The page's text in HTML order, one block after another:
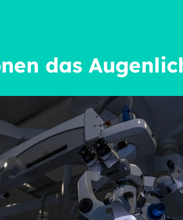
das